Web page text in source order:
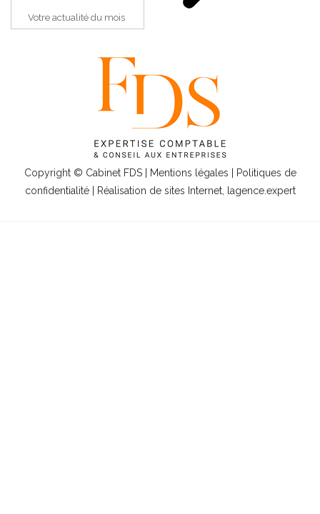
Votre actualité du mois
Copyright © Cabinet FDS | Mentions légales
Politiques de
confidentialité| Réalisation de sites Internet, lagence.expert